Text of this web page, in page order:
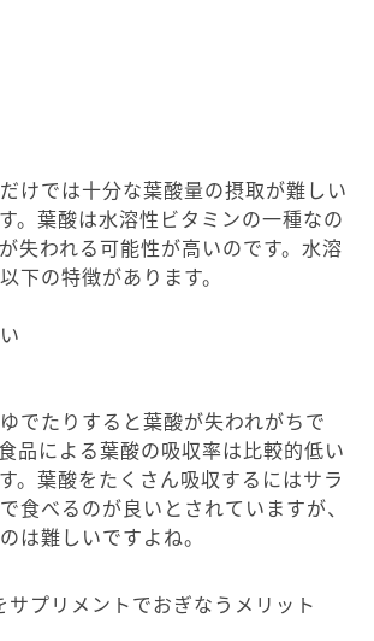
けでは十分な葉酸量の摂取が難しい
。葉酸は水溶性ビタミンの一種なの
失われる可能性が高いのです。水溶
下の特徴があります。
でたりすると葉酸が失われがちで
品による葉酸の吸収率は比較的低い
。葉酸をたくさん吸収するにはサラ
食べるのが良いとされていますが、
は難しいですよね。
サプリメントでおぎなうメリット